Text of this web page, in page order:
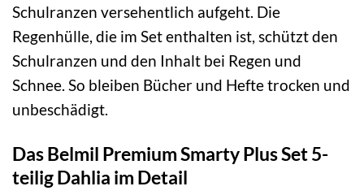
Schulranzen versehentlich aufgeht. Die
Regenhülle, die im Set enthalten ist, schützt den
Schulranzen und den Inhalt bei Regen und
Schnee. So bleiben Bücher und Hefte trocken und
unbeschädigt.
Das Belmil Premium Smarty Plus Set 5-
teilig Dahlia im Detail